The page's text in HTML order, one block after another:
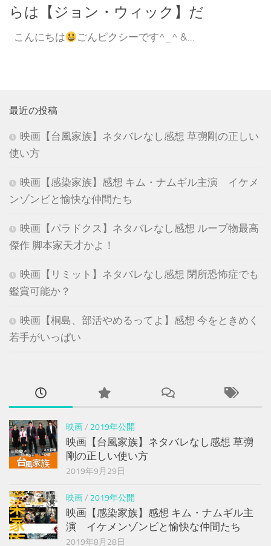
らは【ジョン・ウィック】だ
こんにちは ごんピクシーです^_^ &...
最近の投稿
映画【台風家族】ネタバレなし感想 草彅剛の正しい
使い方
映画【感染家族】感想 キム・ナムギル主演 イケメ
ンゾンビと愉快な仲間たち
映画【パラドクス】ネタバレなし感想 ループ物最高
傑作 脚本家天才かよ！
映画【リミット】ネタバレなし感想 閉所恐怖症でも
鑑賞可能か？
映画【桐島、部活やめるってよ】感想 今をときめく
若手がいっぱい
映画/ 2019年公開
映画【台風家族】ネタバレなし感想 草彅
剛の正しい使い方
2019年9月29日
映画/ 2019年公開
映画【感染家族】感想 キム・ナムギル主
演 イケメンゾンビと愉快な仲間たち
2019年8月28日